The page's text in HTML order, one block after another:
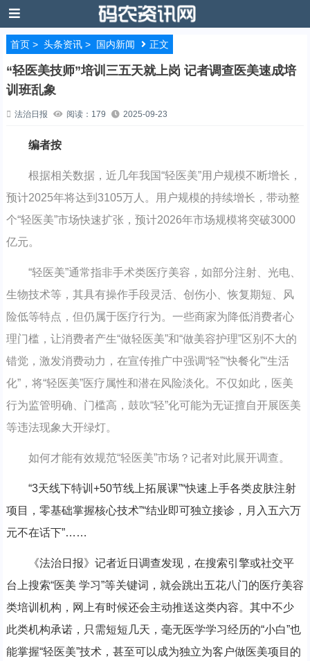
首页> 头条资讯> 国内新闻 正文
“轻医美技师”培训三五天就上岗 记者调查医美速成培
训班乱象
法治日报 阅读：179 2025-09-23
编者按
根据相关数据，近几年我国“轻医美”用户规模不断增长，
预计2025年将达到3105万人。用户规模的持续增长，带动整
个“轻医美”市场快速扩张，预计2026年市场规模将突破3000
亿元。
“轻医美”通常指非手术类医疗美容，如部分注射、光电、
生物技术等，其具有操作手段灵活、创伤小、恢复期短、风
险低等特点，但仍属于医疗行为。一些商家为降低消费者心
理门槛，让消费者产生“做轻医美”和“做美容护理”区别不大的
错觉，激发消费动力，在宣传推广中强调“轻”“快餐化”“生活
化”，将“轻医美”医疗属性和潜在风险淡化。不仅如此，医美
行为监管明确、门槛高，鼓吹“轻”化可能为无证擅自开展医美
等违法现象大开绿灯。
如何才能有效规范“轻医美”市场？记者对此展开调查。
“3天线下特训+50节线上拓展课”“快速上手各类皮肤注射
项目，零基础掌握核心技术”“结业即可独立接诊，月入五六万
元不在话下”……
《法治日报》记者近日调查发现，在搜索引擎或社交平
台上搜索“医美 学习”等关键词，就会跳出五花八门的医疗美容
类培训机构，网上有时候还会主动推送这类内容。其中不少
此类机构承诺，只需短短几天，毫无医学学习经历的“小白”也
能掌握“轻医美”技术，甚至可以成为独立为客户做医美项目的